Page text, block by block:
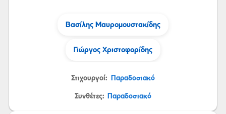
Βασίλης Μαυρομουστακίδης
Γιώργος Χριστοφορίδης
Στιχουργοί: Παραδοσιακό
Συνθέτες: Παραδοσιακό